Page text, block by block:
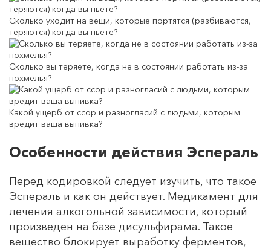
Сколько уходит на вещи, которые портятся (разбиваются,
теряются) когда вы пьете?
Сколько вы теряете, когда не в состоянии работать из-за
похмелья?
Какой ущерб от ссор и разногласий с людьми, которым
вредит ваша выпивка?
Особенности действия Эспераль
Перед кодировкой следует изучить, что такое
Эспераль и как он действует. Медикамент для
лечения алкогольной зависимости, который
произведен на базе дисульфирама. Такое
вещество блокирует выработку ферментов,